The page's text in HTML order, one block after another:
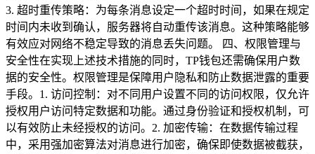
3. 超时重传策略：为每条消息设定一个超时时间，如果在规定
时间内未收到确认，服务器将自动重传该消息。这种策略能够
有效应对网络不稳定导致的消息丢失问题。 四、权限管理与
安全性在实现上述技术措施的同时，TP钱包还需确保用户数
据的安全性。权限管理是保障用户隐私和防止数据泄露的重要
手段。1. 访问控制：对不同用户设置不同的访问权限，仅允许
授权用户访问特定数据和功能。通过身份验证和授权机制，可
以有效防止未经授权的访问。2. 加密传输：在数据传输过程
中，采用强加密算法对消息进行加密，确保即使数据被截获，